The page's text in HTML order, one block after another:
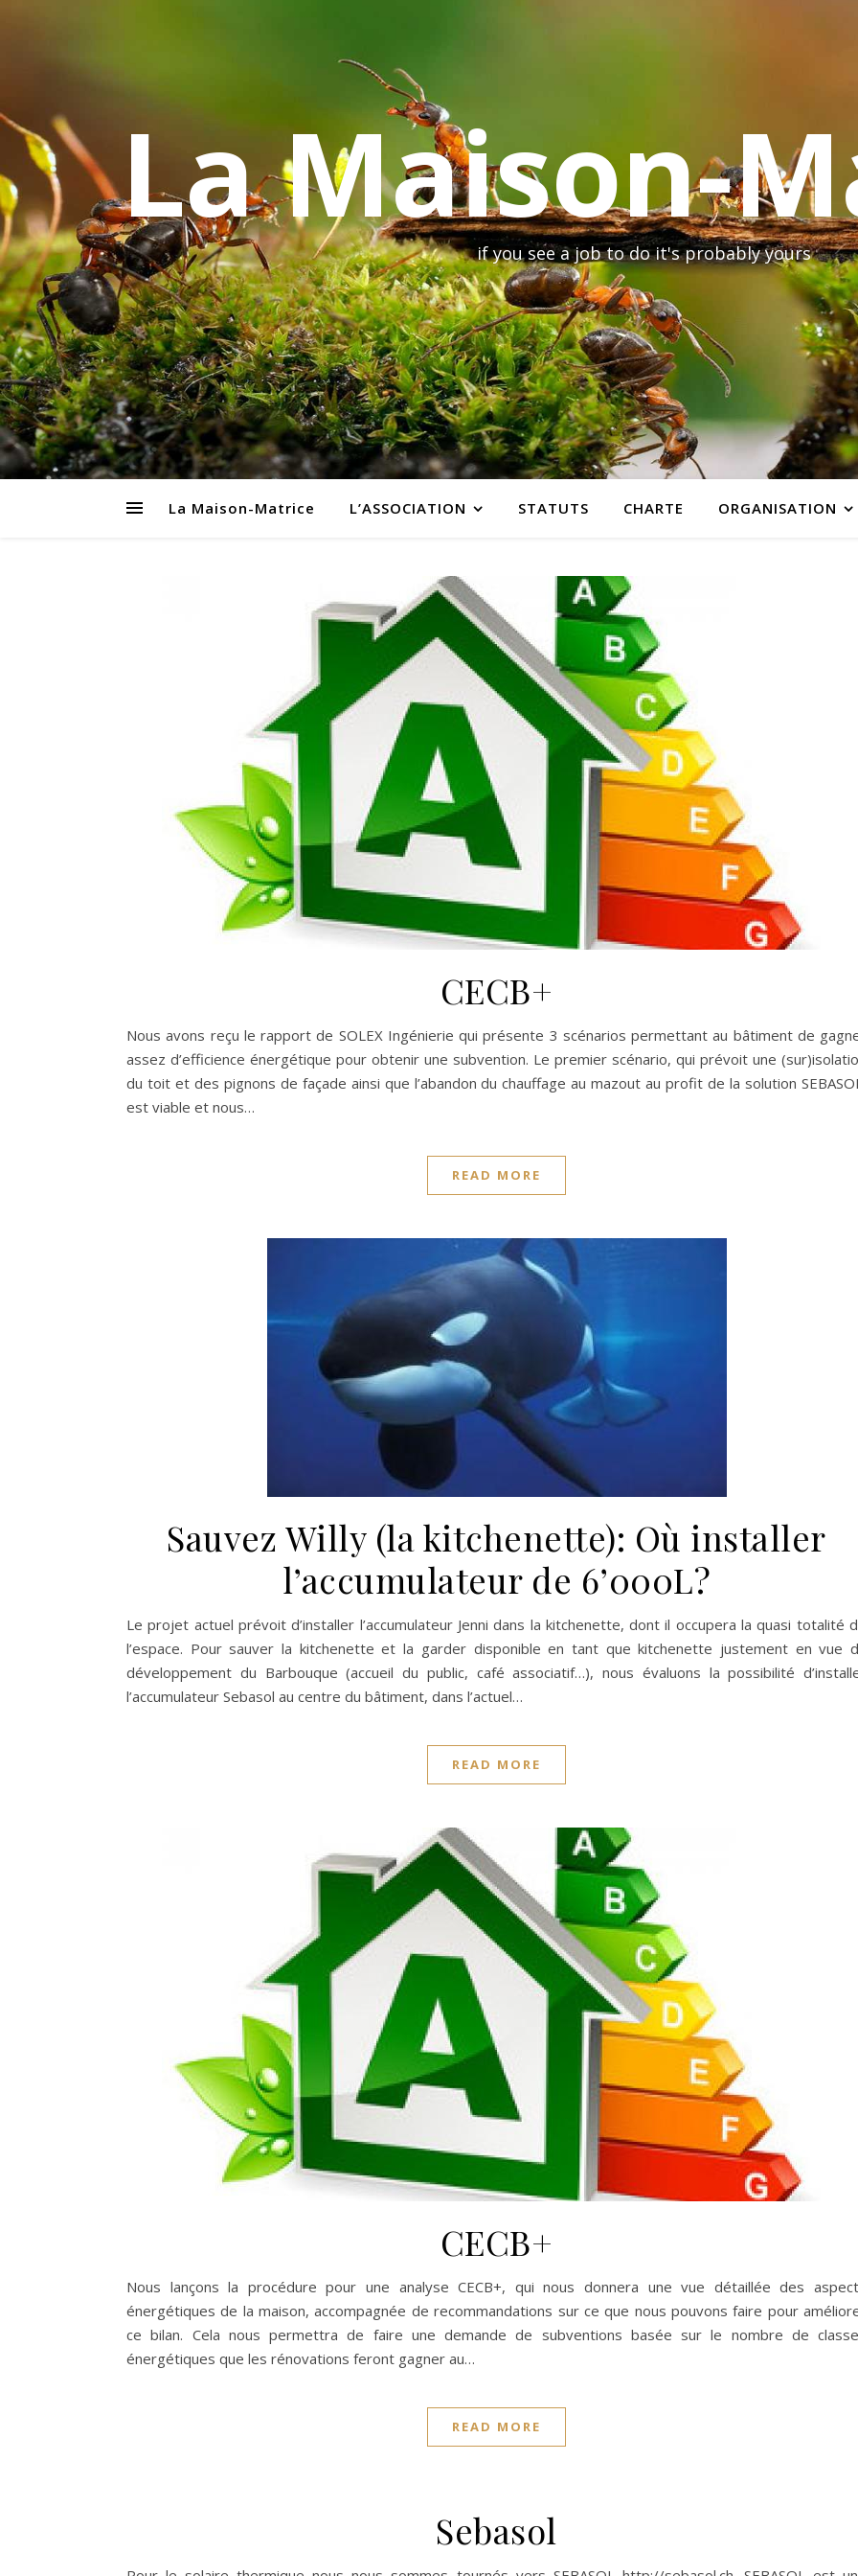
La Maison-
if you see a job to do it's probably yours
La Maison-Matrice L’ASSOCIATION STATUTS CHARTE ORGANISATION
CECB+
Nous avons reçu le rapport de SOLEX Ingénierie qui présente 3 scénarios permettant au bâtiment de
assez d’efficience énergétique pour obtenir une subvention. Le premier scénario, qui prévoit une
du toit et des pignons de façade ainsi que l’abandon du chauffage au mazout au profit de la solution
est viable et nous…
READ MORE
Sauvez Willy (la kitchenette): Où installer
l’accumulateur de 6’000L?
Le projet actuel prévoit d’installer l’accumulateur Jenni dans la kitchenette, dont il occupera la quasi totalité
l’espace. Pour sauver la kitchenette et la garder disponible en tant que kitchenette justement en vue
développement du Barbouque (accueil du public, café associatif…), nous évaluons la possibilité
l’accumulateur Sebasol au centre du bâtiment, dans l’actuel…
READ MORE
CECB+
Nous lançons la procédure pour une analyse CECB+, qui nous donnera une vue détaillée des
énergétiques de la maison, accompagnée de recommandations sur ce que nous pouvons faire pour
ce bilan. Cela nous permettra de faire une demande de subventions basée sur le nombre de
énergétiques que les rénovations feront gagner au…
READ MORE
Sebasol